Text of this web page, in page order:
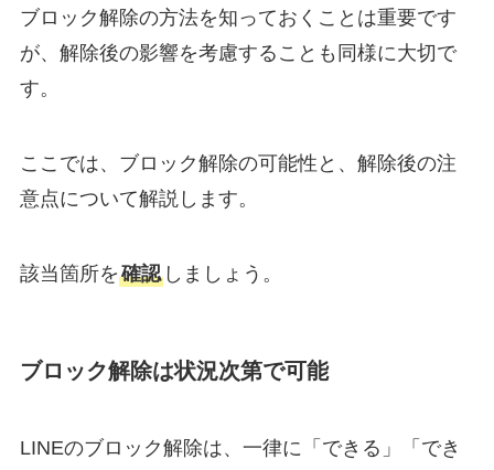
ブロック解除の方法を知っておくことは重要です
が、解除後の影響を考慮することも同様に大切で
す。
ここでは、ブロック解除の可能性と、解除後の注
意点について解説します。
該当箇所を確認しましょう。
ブロック解除は状況次第で可能
LINEのブロック解除は、一律に「できる」「でき